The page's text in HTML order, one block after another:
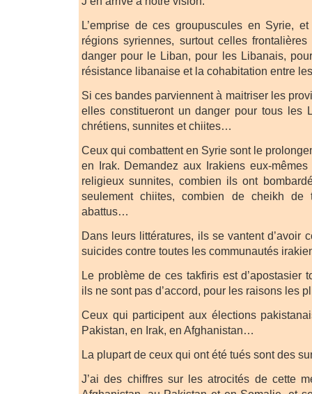
L’emprise de ces groupuscules en Syrie,
régions syriennes, surtout celles
danger pour le Liban, pour les Libanais,
résistance libanaise et la cohabitation entre
Si ces bandes parviennent à maitriser les
elles constitueront un danger pour tous les
chrétiens, sunnites et chiites…
Ceux qui combattent en Syrie sont le
en Irak. Demandez aux Irakiens eux-
religieux sunnites, combien ils ont
seulement chiites, combien de cheikh
abattus…
Dans leurs littératures, ils se vantent d’avoir
suicides contre toutes les communautés
Le problème de ces takfiris est d’apostasier
ils ne sont pas d’accord, pour les raisons les
Ceux qui participent aux élections
Pakistan, en Irak, en Afghanistan…
La plupart de ceux qui ont été tués sont des
J’ai des chiffres sur les atrocités de cette